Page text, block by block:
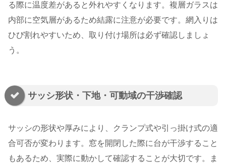
る際に温度差があると外れやすくなります。複層ガラスは
内部に空気層があるため結露に注意が必要です。網入りは
ひび割れやすいため、取り付け場所は必ず確認しましょ
う。
サッシ形状・下地・可動域の干渉確認
サッシの形状や厚みにより、クランプ式や引っ掛け式の適
合可否が変わります。窓を開閉した際に台が干渉すること
もあるため、実際に動かして確認することが大切です。ま